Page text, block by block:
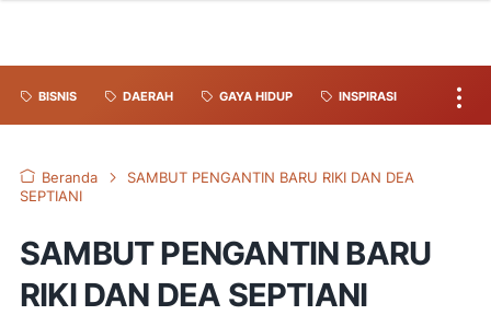
BISNIS DAERAH GAYA HIDUP INSPIRASI
Beranda
SAMBUT PENGANTIN BARU RIKI DAN DEA
SEPTIANI
SAMBUT PENGANTIN BARU
RIKI DAN DEA SEPTIANI